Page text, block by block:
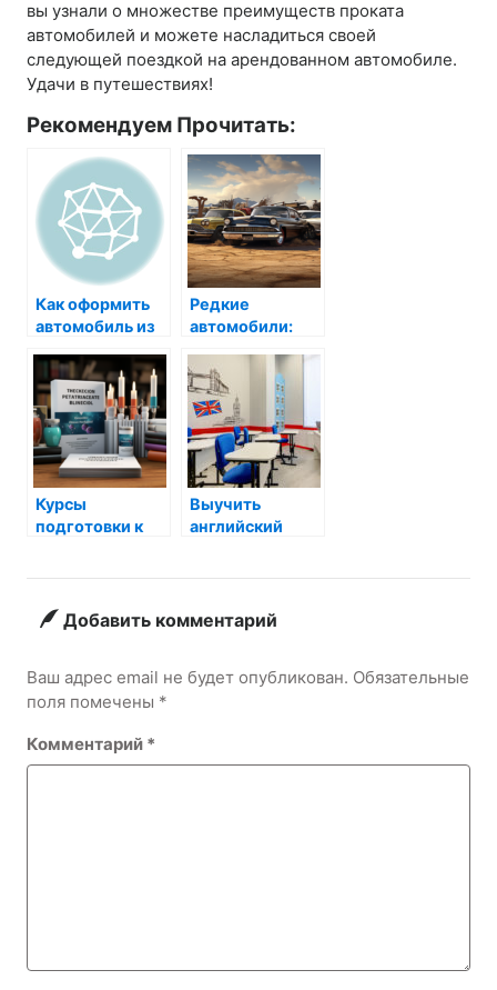
вы узнали о множестве преимуществ проката
автомобилей и можете насладиться своей
следующей поездкой на арендованном автомобиле.
Удачи в путешествиях!
Рекомендуем Прочитать:
Как оформить
автомобиль из
Редкие
автомобили:
себя мир
эксклюзивных
транспортных
средств
Курсы
подготовки к
Выучить
английский
Добавить комментарий
Ваш адрес email не будет опубликован. Обязательные
поля помечены *
Комментарий *